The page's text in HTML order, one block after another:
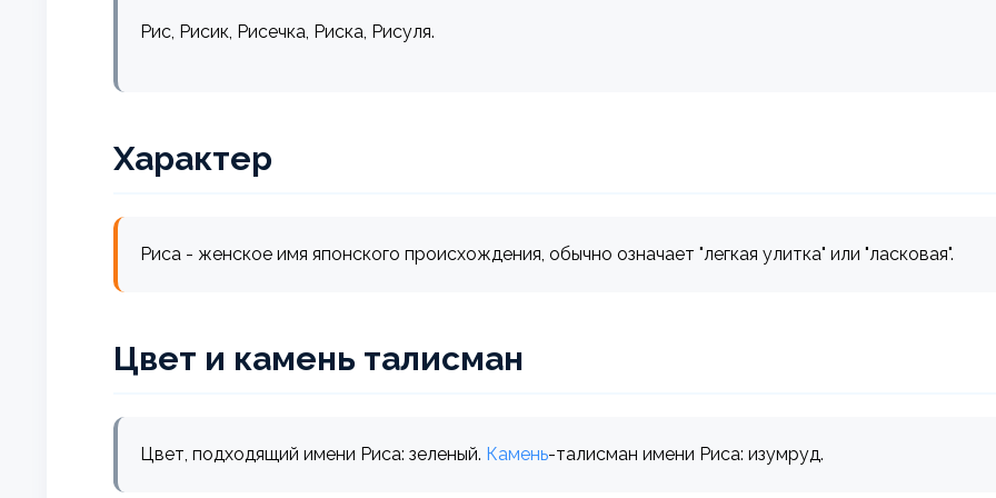
Рис, Рисик, Рисечка, Риска, Рисуля.
Характер
Риса - женское имя японского происхождения, обычно означает "легкая улитка" или "ласковая".
Цвет и камень талисман
Цвет, подходящий имени Риса: зеленый. Камень-талисман имени Риса: изумруд.